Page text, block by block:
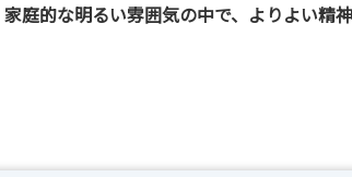
庭的な明るい雰囲気の中で、よりよい精